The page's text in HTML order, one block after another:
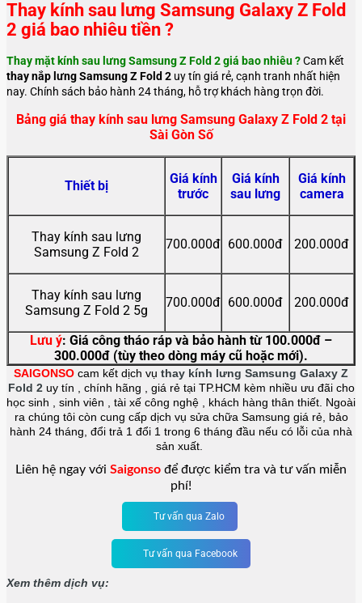
Thay kính sau lưng Samsung Galaxy Z Fold
2 giá bao nhiêu tiền ?
Thay mặt kính sau lưng Samsung Z Fold 2 giá bao nhiêu ?Cam kết
thay nắp lưng Samsung Z Fold 2 uy tín giá rẻ, cạnh tranh nhất hiện
nay. Chính sách bảo hành 24 tháng, hỗ trợ khách hàng trọn đời.
Bảng giá thay kính sau lưng Samsung Galaxy Z Fold 2 tại
Sài Gòn Số
Thiết bị
Giá kính
trước
Giá kính
sau lưng
Giá kính
camera
Thay kính sau lưng
Samsung Z Fold 2
700.000đ 600.000đ 200.000đ
Thay kính sau lưng
Samsung Z Fold 2 5g
700.000đ 600.000đ 200.000đ
Lưu ý: Giá công tháo ráp và bảo hành từ 100.000đ –
300.000đ (tùy theo dòng máy cũ hoặc mới).
SAIGONSO cam kết dịch vụ thay kính lưng Samsung Galaxy Z
Fold 2 uy tín , chính hãng , giá rẻ tại TP.HCM kèm nhiều ưu đãi cho
học sinh , sinh viên , tài xế công nghệ , khách hàng thân thiết. Ngoài
ra chúng tôi còn cung cấp dịch vụ sửa chữa Samsung giá rẻ, bảo
hành 24 tháng, đổi trả 1 đổi 1 trong 6 tháng đầu nếu có lỗi của nhà
sản xuất.
Liên hệ ngay với Saigonso để được kiểm tra và tư vấn miễn
phí!
Tư vấn qua Zalo
Tư vấn qua Facebook
Xem thêm dịch vụ: